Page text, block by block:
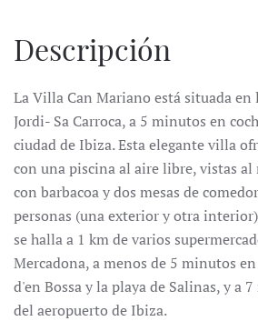
Descripción
La Villa Can Mariano está situada en
Jordi- Sa Carroca, a 5 minutos en
ciudad de Ibiza. Esta elegante villa
con una piscina al aire libre, vistas al
con barbacoa y dos mesas de
personas (una exterior y otra
se halla a 1 km de varios
Mercadona, a menos de 5 minutos
d'en Bossa y la playa de Salinas, y a
del aeropuerto de Ibiza.